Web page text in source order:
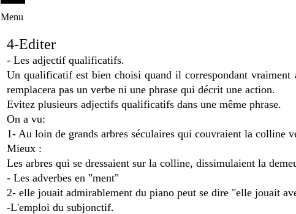
Menu
4-Editer
- Les adjectif qualificatifs.
Un qualificatif est bien choisi quand il correspondant
remplacera pas un verbe ni une phrase qui décrit une action.
Evitez plusieurs adjectifs qualificatifs dans une même phrase.
On a vu:
1- Au loin de grands arbres séculaires qui couvraient la colline
Mieux :
Les arbres qui se dressaient sur la colline, dissimulaient la
- Les adverbes en "ment"
2- elle jouait admirablement du piano peut se dire "elle jouait
-L'emploi du subjonctif.